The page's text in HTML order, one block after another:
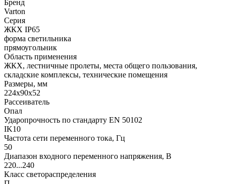
Бренд
Varton
Серия
ЖКХ IP65
форма светильника
прямоугольник
Область применения
ЖКХ, лестничные пролеты, места общего пользования,
складские комплексы, технические помещения
Размеры, мм
224x90x52
Рассеиватель
Опал
Ударопрочность по стандарту EN 50102
IK10
Частота сети переменного тока, Гц
50
Диапазон входного переменного напряжения, В
220...240
Класс светораспределения